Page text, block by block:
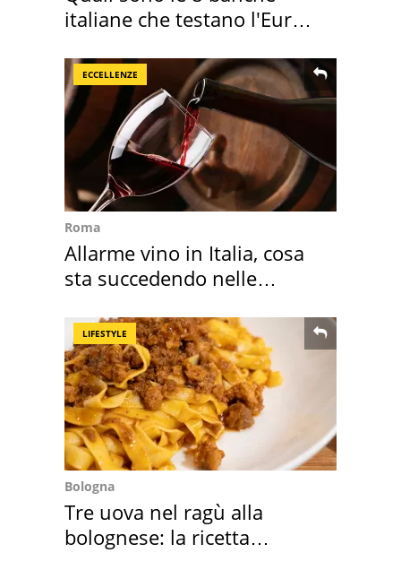
italiane che testano l'Euro
ECCELLENZE
Roma
Allarme vino in Italia, cosa
sta succedendo nelle
LIFESTYLE
Bologna
Tre uova nel ragù alla
bolognese: la ricetta